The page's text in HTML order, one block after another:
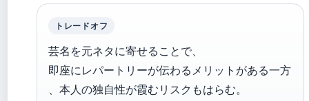
トレードオフ
芸名を元ネタに寄せることで、
即座にレパートリーが伝わるメリットがある一方
、本人の独自性が霞むリスクもはらむ。